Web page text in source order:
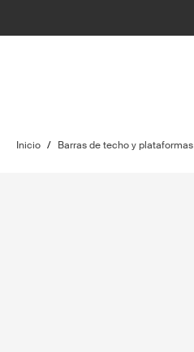
Inicio / Barras de techo y plataformas